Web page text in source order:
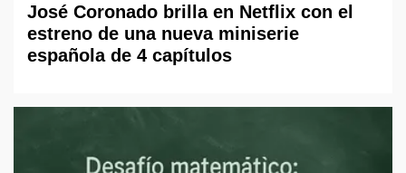
José Coronado brilla en Netflix con el
estreno de una nueva miniserie
española de 4 capítulos